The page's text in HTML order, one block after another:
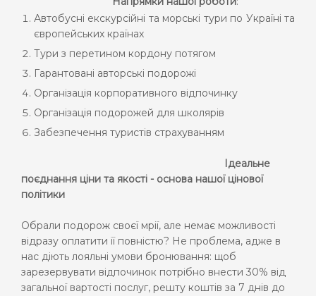
Автобусні екскурсійні та морські тури по Україні та
європейських країнах
Тури з перетином кордону потягом
Гарантовані авторські подорожі
Організація корпоративного відпочинку
Організація подорожей для школярів
Забезпечення туристів страхуванням
Ідеальне
поєднання ціни та якості - основа нашої цінової
політики
Обрали подорож своєї мрії, але немає можливості
відразу оплатити її повністю? Не проблема, адже в
нас діють лояльні умови бронювання: щоб
зарезервувати відпочинок потрібно внести 30% від
загальної вартості послуг, решту коштів за 7 днів до